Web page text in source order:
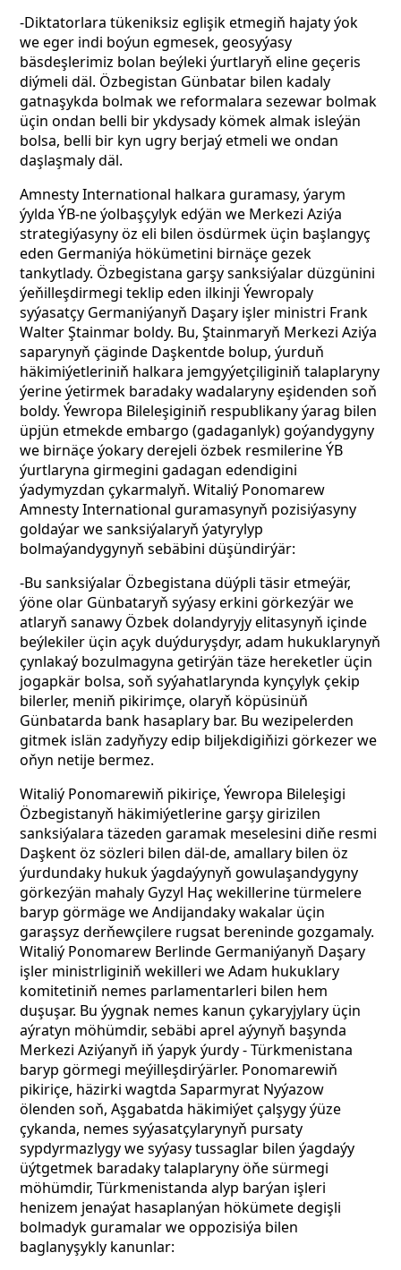
-Diktatorlara tükeniksiz eglişik etmegiň hajaty ýok
we eger indi boýun egmesek, geosyýasy
bäsdeşlerimiz bolan beýleki ýurtlaryň eline geçeris
diýmeli däl. Özbegistan Günbatar bilen kadaly
gatnaşykda bolmak we reformalara sezewar bolmak
üçin ondan belli bir ykdysady kömek almak isleýän
bolsa, belli bir kyn ugry berjaý etmeli we ondan
daşlaşmaly däl.
Amnesty International halkara guramasy, ýarym
ýylda ÝB-ne ýolbaşçylyk edýän we Merkezi Aziýa
strategiýasyny öz eli bilen ösdürmek üçin başlangyç
eden Germaniýa hökümetini birnäçe gezek
tankytlady. Özbegistana garşy sanksiýalar düzgünini
ýeňilleşdirmegi teklip eden ilkinji Ýewropaly
syýasatçy Germaniýanyň Daşary işler ministri Frank
Walter Ştainmar boldy. Bu, Ştainmaryň Merkezi Aziýa
saparynyň çäginde Daşkentde bolup, ýurduň
häkimiýetleriniň halkara jemgyýetçiliginiň talaplaryny
ýerine ýetirmek baradaky wadalaryny eşidenden soň
boldy. Ýewropa Bileleşiginiň respublikany ýarag bilen
üpjün etmekde embargo (gadaganlyk) goýandygyny
we birnäçe ýokary derejeli özbek resmilerine ÝB
ýurtlaryna girmegini gadagan edendigini
ýadymyzdan çykarmalyň. Witaliý Ponomarew
Amnesty International guramasynyň pozisiýasyny
goldaýar we sanksiýalaryň ýatyrylyp
bolmaýandygynyň sebäbini düşündirýär:
-Bu sanksiýalar Özbegistana düýpli täsir etmeýär,
ýöne olar Günbataryň syýasy erkini görkezýär we
atlaryň sanawy Özbek dolandyryjy elitasynyň içinde
beýlekiler üçin açyk duýduryşdyr, adam hukuklarynyň
çynlakaý bozulmagyna getirýän täze hereketler üçin
jogapkär bolsa, soň syýahatlarynda kynçylyk çekip
bilerler, meniň pikirimçe, olaryň köpüsinüň
Günbatarda bank hasaplary bar. Bu wezipelerden
gitmek islän zadyňyzy edip biljekdigiňizi görkezer we
oňyn netije bermez.
Witaliý Ponomarewiň pikiriçe, Ýewropa Bileleşigi
Özbegistanyň häkimiýetlerine garşy girizilen
sanksiýalara täzeden garamak meselesini diňe resmi
Daşkent öz sözleri bilen däl-de, amallary bilen öz
ýurdundaky hukuk ýagdaýynyň gowulaşandygyny
görkezýän mahaly Gyzyl Haç wekillerine türmelere
baryp görmägewe Andijandaky wakalar üçin
garaşsyz derňewçilere rugsat bereninde gozgamaly.
Witaliý Ponomarew Berlinde Germaniýanyň Daşary
işler ministrliginiň wekilleri we Adam hukuklary
komitetiniň nemes parlamentarleri bilen hem
duşuşar. Bu ýygnak nemes kanun çykaryjylary üçin
aýratyn möhümdir, sebäbi aprel aýynyň başynda
Merkezi Aziýanyň iň ýapyk ýurdy - Türkmenistana
baryp görmegi meýilleşdirýärler. Ponomarewiň
pikiriçe, häzirki wagtda Saparmyrat Nyýazow
ölenden soň, Aşgabatda häkimiýet çalşygy ýüze
çykanda, nemes syýasatçylarynyň pursaty
sypdyrmazlygy we syýasy tussaglar bilen ýagdaýy
üýtgetmek baradaky talaplaryny öňe sürmegi
möhümdir, Türkmenistanda alyp barýan işleri
henizem jenaýat hasaplanýan hökümete degişli
bolmadyk guramalar we oppozisiýa bilen
baglanyşykly kanunlar: